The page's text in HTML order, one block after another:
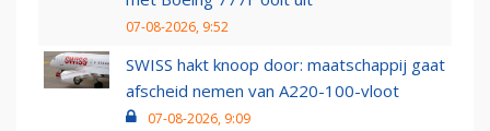
07-08-2026, 9:52
SWISS hakt knoop door: maatschappij gaat
afscheid nemen van A220-100-vloot
07-08-2026, 9:09